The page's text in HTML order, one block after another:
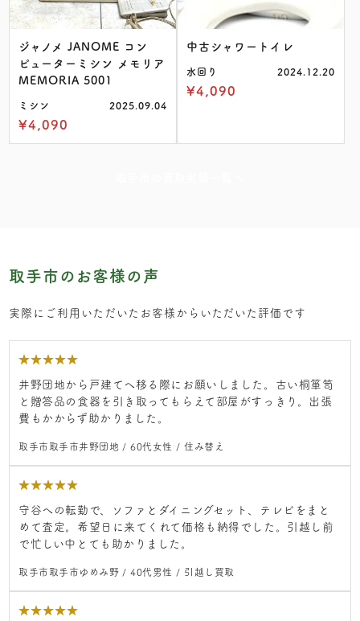
ジャノメ JANOME コン
ピューターミシン メモリア
MEMORIA 5001
ミシン 2025.09.04
¥4,090
中古シャワートイレ
水回り 2024.12.20
¥4,090
取手市のお客様の声
実際にご利用いただいたお客様からいただいた評価です
★★★★★
井野団地から戸建てへ移る際にお願いしました。古い桐箪笥
と贈答品の食器を引き取ってもらえて部屋がすっきり。出張
費もかからず助かりました。
取手市取手市井野団地 / 60代女性 / 住み替え
★★★★★
守谷への転勤で、ソファとダイニングセット、テレビをまと
めて査定。希望日に来てくれて価格も納得でした。引越し前
で忙しい中とても助かりました。
取手市取手市ゆめみ野 / 40代男性 / 引越し買取
★★★★★